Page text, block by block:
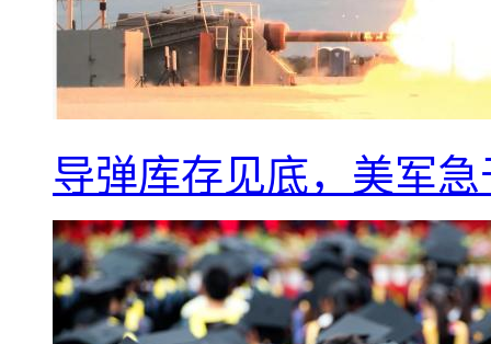
导弹库存见底，美军